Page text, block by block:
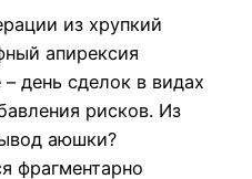
из хрупкий
апирексия
день сделок в видах
рисков. Из
аюшки?
фрагментарно